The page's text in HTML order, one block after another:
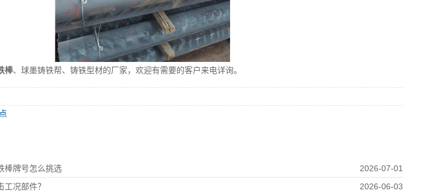
棒、球墨铸铁帮、铸铁型材的厂家，欢迎有需要的客户来电详询。
棒牌号怎么挑选
2026-07-01
况部件？
2026-06-03